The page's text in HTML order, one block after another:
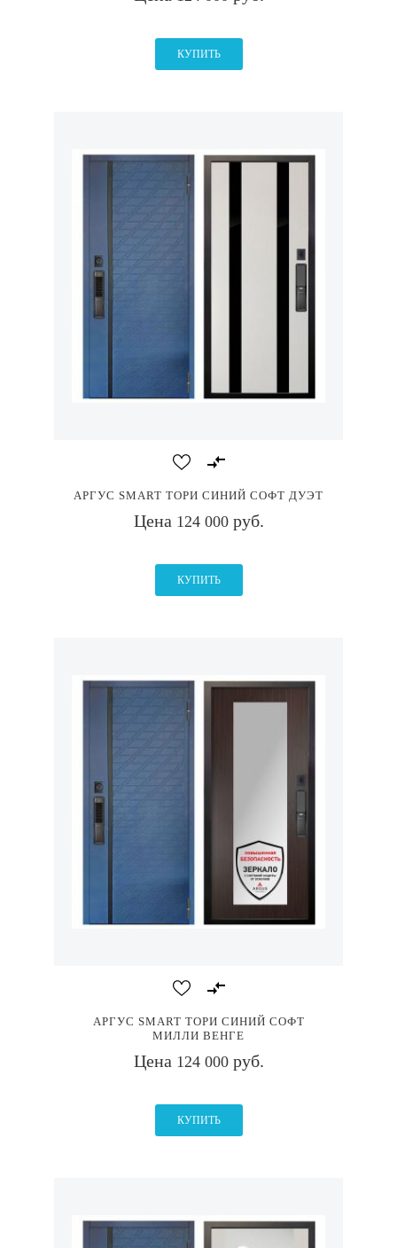
КУПИТЬ
АРГУС SMART ТОРИ СИНИЙ СОФТ ДУЭТ
Цена124 000 руб.
КУПИТЬ
АРГУС SMART ТОРИ СИНИЙ СОФТ
МИЛЛИ ВЕНГЕ
Цена124 000 руб.
КУПИТЬ